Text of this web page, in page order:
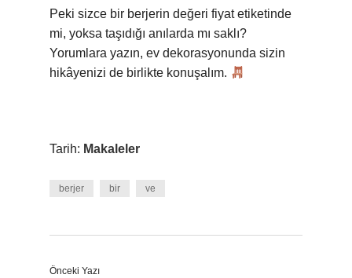
Peki sizce bir berjerin değeri fiyat etiketinde
mi, yoksa taşıdığı anılarda mı saklı?
Yorumlara yazın, ev dekorasyonunda sizin
hikâyenizi de birlikte konuşalım.
Tarih: Makaleler
berjer bir ve
Önceki Yazı